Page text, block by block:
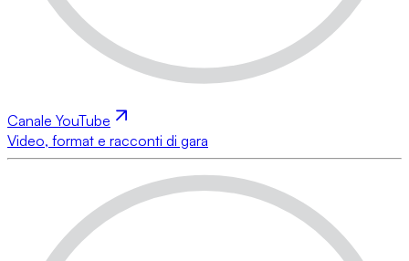
Canale YouTube
Video, format e racconti di gara